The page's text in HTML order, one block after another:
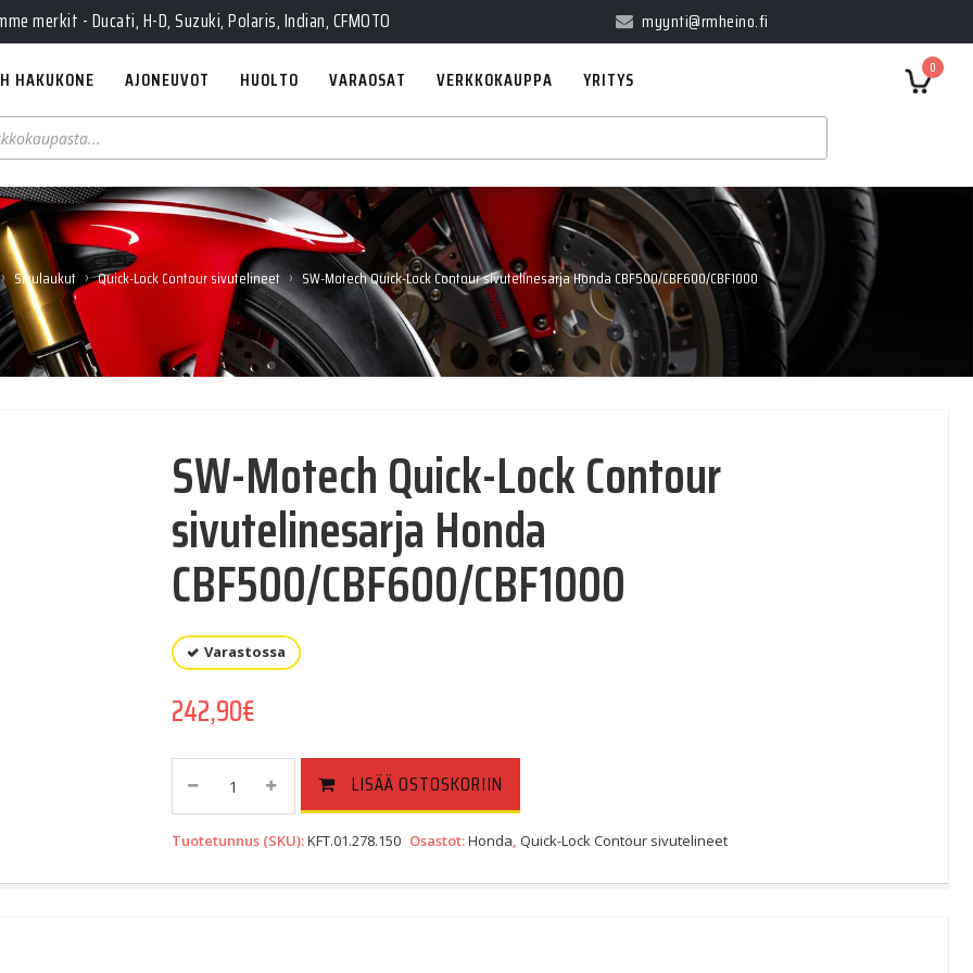
merkit - Ducati, H-D, Suzuki, Polaris, Indian, CFMOTO myynti@rmheino.fi
0
HAKUKONE AJONEUVOT HUOLTO VARAOSAT VERKKOKAUPPA YRITYS
› Sivulaukut › Quick-Lock Contour sivutelineet › SW-Motech Quick-Lock Contour sivutelinesarja Honda CBF500/CBF600/CBF1000
SW-Motech Quick-Lock Contour
sivutelinesarja Honda
CBF500/CBF600/CBF1000
Varastossa
242,90€
Lock
Sivutelinesarja
LISÄÄ OSTOSKORIIN
Tuotetunnus (SKU):KFT.01.278.150 Osastot:Honda ,Quick-Lock Contour sivutelineet